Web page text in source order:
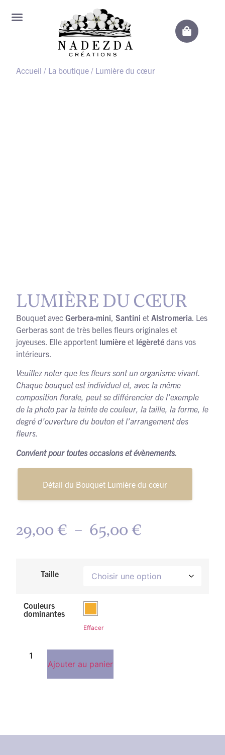
Accueil / La boutique / Lumière du cœur
LUMIÈRE DU CŒUR
Bouquet avec Gerbera-mini, Santini et Alstromeria. Les
Gerberas sont de très belles fleurs originales et
joyeuses. Elle apportent lumière et légèreté dans vos
intérieurs.
Veuillez noter que les fleurs sont un organisme vivant.
Chaque bouquet est individuel et, avec la même
composition florale, peut se différencier de l’exemple
de la photo par la teinte de couleur, la taille, la forme, le
degré d’ouverture du bouton et l’arrangement des
fleurs.
Convient pour toutes occasions et évènements.
Détail du Bouquet Lumière du cœur
29,00 € – 65,00 €
Taille
Couleurs
dominantes
Effacer
Ajouter au panier